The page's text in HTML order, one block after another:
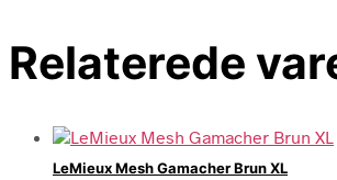
Relaterede
LeMieux Mesh Gamacher Brun XL